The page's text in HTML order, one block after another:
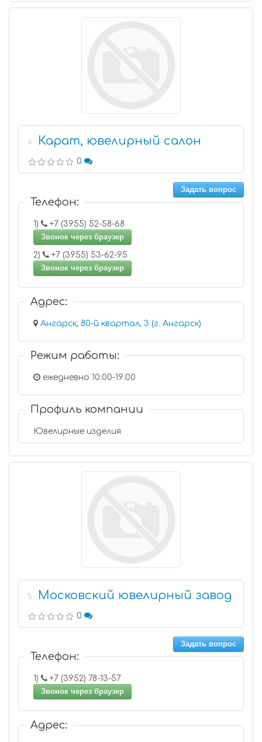
4 Карат, ювелирный салон
0
Задать вопрос
Телефон:
1)
+7 (3955) 52-58-68
Звонок через браузер
2)
+7 (3955) 53-62-95
Звонок через браузер
Адрес:
Ангарск, 80-й квартал, 3 (г. Ангарск)
Режим работы:
ежедневно 10:00-19:00
Профиль компании
Ювелирные изделия
5 Московский ювелирный завод
0
Задать вопрос
Телефон:
1)
+7 (3952) 78-13-57
Звонок через браузер
Адрес: